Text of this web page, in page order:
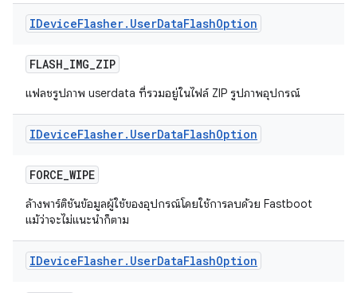
IDeviceFlasher. UserDataFlashOption
FLASH_IMG_ZIP
แฟลชรูปภาพ userdata ที่รวมอยู่ในไฟล์ ZIP รูปภาพอุปกรณ์
IDeviceFlasher. UserDataFlashOption
FORCE_WIPE
ล้างพาร์ติชันข้อมูลผู้ใช้ของอุปกรณ์โดยใช้การลบด้วย Fastboot
แม้ว่าจะไม่แนะนำก็ตาม
IDeviceFlasher. UserDataFlashOption